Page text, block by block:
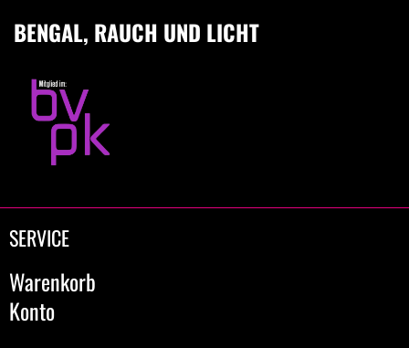
BENGAL, RAUCH UND LICHT
SERVICE
Warenkorb
Konto